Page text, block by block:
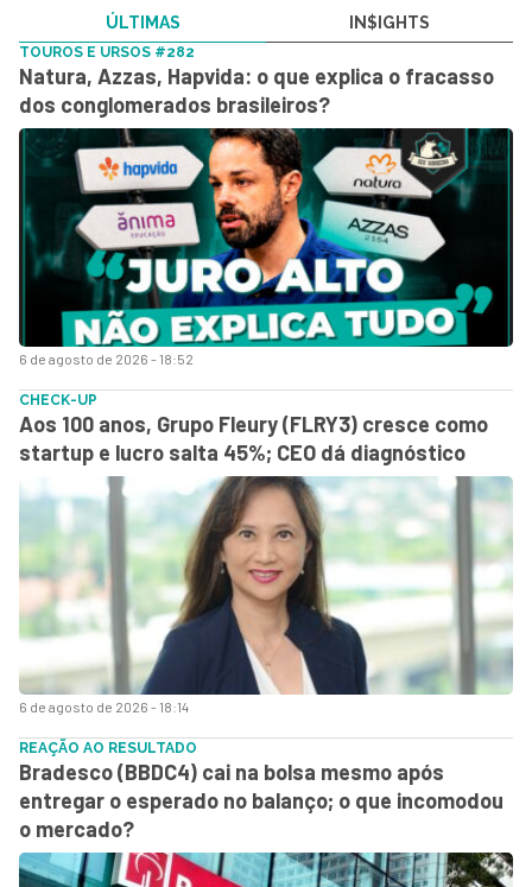
ÚLTIMAS IN$IGHTS
6 de agosto de 2026 - 18:52
TOUROS E URSOS #282
Natura, Azzas, Hapvida: o que explica o fracasso
dos conglomerados brasileiros?
6 de agosto de 2026 - 18:14
CHECK-UP
Aos 100 anos, Grupo Fleury (FLRY3) cresce como
startup e lucro salta 45%; CEO dá diagnóstico
REAÇÃO AO RESULTADO
Bradesco (BBDC4) cai na bolsa mesmo após
entregar o esperado no balanço; o que incomodou
o mercado?